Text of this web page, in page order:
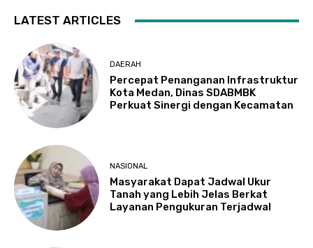
LATEST ARTICLES
DAERAH
Percepat Penanganan Infrastruktur
Kota Medan, Dinas SDABMBK
Perkuat Sinergi dengan Kecamatan
NASIONAL
Masyarakat Dapat Jadwal Ukur
Tanah yang Lebih Jelas Berkat
Layanan Pengukuran Terjadwal